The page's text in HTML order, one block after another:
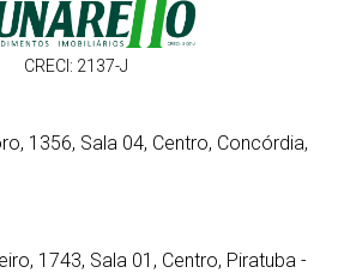
CRECI: 2137-J
1356, Sala 04, Centro, Concórdia,
1743, Sala 01, Centro, Piratuba -